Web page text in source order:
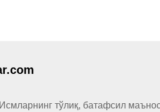
тўлиқ, батафсил